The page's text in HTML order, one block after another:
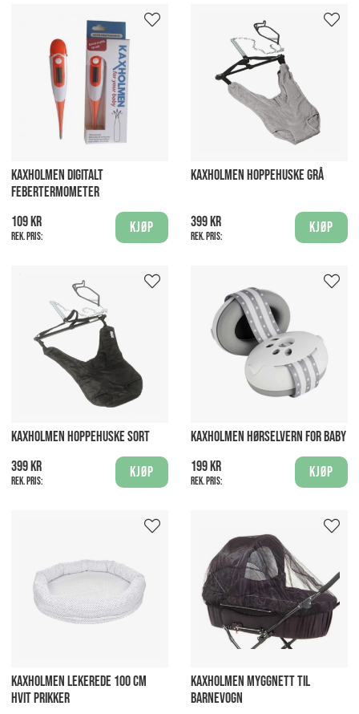
KAXHOLMEN DIGITALT
FEBERTERMOMETER
109 kr
Rek. pris:
Kjøp
KAXHOLMEN HOPPEHUSKE GRÅ
399 kr
Rek. pris:
Kjøp
KAXHOLMEN HOPPEHUSKE SORT
399 kr
Rek. pris:
Kjøp
KAXHOLMEN HØRSELVERN FOR BABY
199 kr
Rek. pris:
Kjøp
KAXHOLMEN LEKEREDE 100 CM
HVIT PRIKKER
KAXHOLMEN MYGGNETT TIL
BARNEVOGN